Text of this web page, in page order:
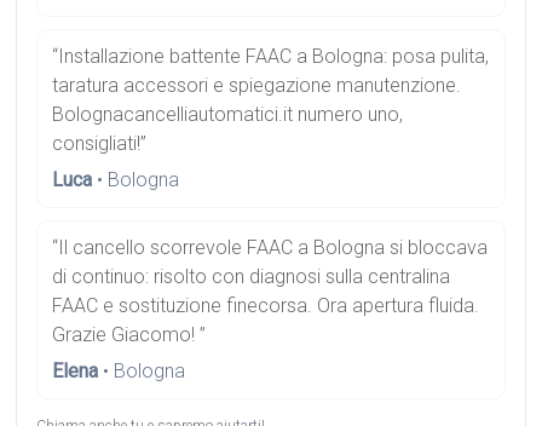
“Installazione battente FAAC a Bologna: posa pulita,
taratura accessori e spiegazione manutenzione.
Bolognacancelliautomatici.it numero uno,
consigliati!”
Luca • Bologna
“Il cancello scorrevole FAAC a Bologna si bloccava
di continuo: risolto con diagnosi sulla centralina
FAAC e sostituzione finecorsa. Ora apertura fluida.
Grazie Giacomo! ”
Elena • Bologna